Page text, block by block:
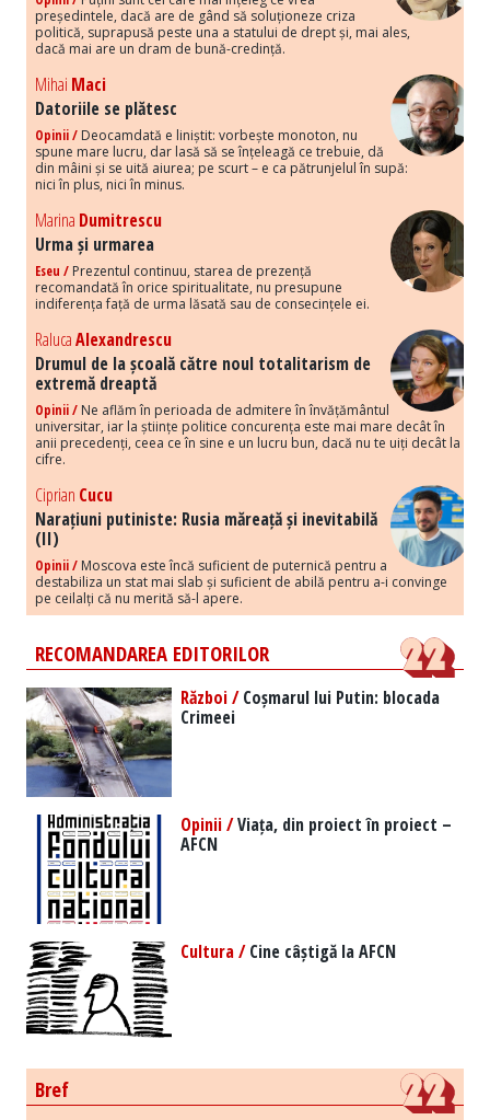
președintele, dacă are de gând să soluționeze criza
politică, suprapusă peste una a statului de drept și, mai ales,
dacă mai are un dram de bună-credință.
Mihai Maci
Datoriile se plătesc
Opinii / Deocamdată e liniștit: vorbește monoton, nu
spune mare lucru, dar lasă să se înțeleagă ce trebuie, dă
din mâini și se uită aiurea; pe scurt – e ca pătrunjelul în supă:
nici în plus, nici în minus.
Marina Dumitrescu
Urma și urmarea
Eseu / Prezentul continuu, starea de prezență
recomandată în orice spiritualitate, nu presupune
indiferența față de urma lăsată sau de consecințele ei.
RalucaAlexandrescu
Drumul de la școală către noul totalitarism de
extremă dreaptă
Opinii / Ne aflăm în perioada de admitere în învățământul
universitar, iar la științe politice concurența este mai mare decât în
anii precedenți, ceea ce în sine e un lucru bun, dacă nu te uiți decât la
cifre.
Ciprian Cucu
Narațiuni putiniste: Rusia măreață și inevitabilă
(II)
Opinii / Moscova este încă suficient de puternică pentru a
destabiliza un stat mai slab și suficient de abilă pentru a-i convinge
pe ceilalți că nu merită să-l apere.
RECOMANDAREA EDITORILOR
Război /Coșmarul lui Putin: blocada
Crimeei
Opinii /Viața, din proiect în proiect –
AFCN
Cultura /Cine câștigă la AFCN
Bref